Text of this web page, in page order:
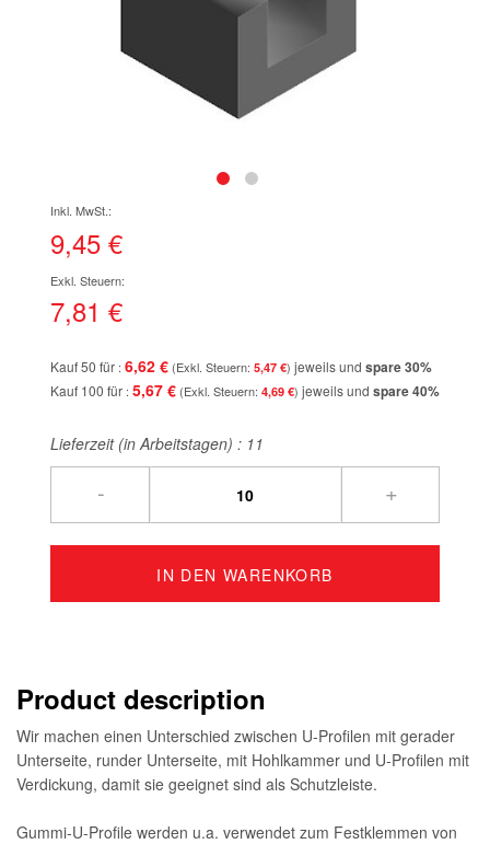
der
Bildgalerie
9,45 €
7,81 €
Kauf 50 für 6,62 € 5,47 € jeweils und spare30%
Kauf 100 für 5,67 € 4,69 € jeweils und spare40%
Lieferzeit (in Arbeitstagen) : 11
- +
IN DEN WARENKORB
Product description
Wir machen einen Unterschied zwischen U-Profilen mit gerader
Unterseite, runder Unterseite, mit Hohlkammer und U-Profilen mit
Verdickung, damit sie geeignet sind als Schutzleiste.
Gummi-U-Profile werden u.a. verwendet zum Festklemmen von